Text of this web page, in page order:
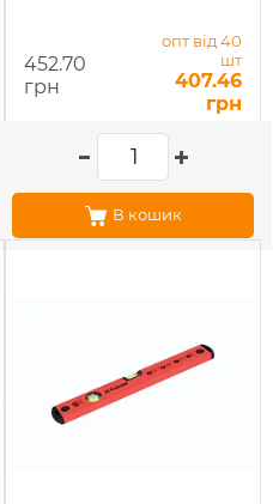
452.70
грн
опт від 40
шт
407.46
грн
В кошик